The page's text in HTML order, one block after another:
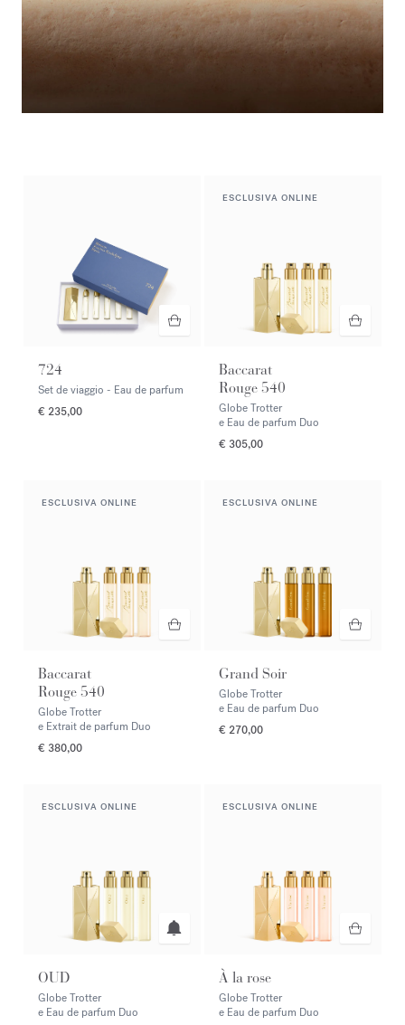
724
Set de viaggio - Eau de parfum
€ 235,00
ESCLUSIVA ONLINE
Baccarat
Rouge 540
Globe Trotter
e Eau de parfum Duo
€ 305,00
ESCLUSIVA ONLINE
Baccarat
Rouge 540
Globe Trotter
e Extrait de parfum Duo
€ 380,00
ESCLUSIVA ONLINE
Grand Soir
Globe Trotter
e Eau de parfum Duo
€ 270,00
ESCLUSIVA ONLINE
OUD
Globe Trotter
e Eau de parfum Duo
ESCLUSIVA ONLINE
À la rose
Globe Trotter
e Eau de parfum Duo